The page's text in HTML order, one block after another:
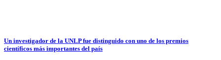
Un investigador de la UNLP fue distinguido con uno de los premios
científicos más importantes del país